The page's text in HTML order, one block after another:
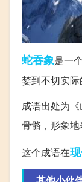
蛇吞象是一
婪到不切实际
成语出处为
骨骼，形象地
这个成语在